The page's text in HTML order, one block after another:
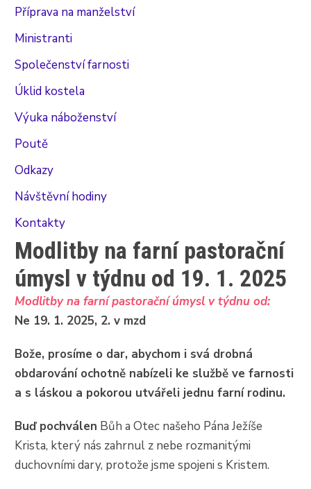
Příprava na manželství
Ministranti
Společenství farnosti
Úklid kostela
Výuka náboženství
Poutě
Odkazy
Návštěvní hodiny
Kontakty
Modlitby na farní pastorační
úmysl v týdnu od 19. 1. 2025
Modlitby na farní pastorační úmysl v týdnu od:
Ne 19. 1. 2025, 2. v mzd
Bože, prosíme o dar, abychom i svá drobná
obdarování ochotně nabízeli ke službě ve farnosti
a s láskou a pokorou utvářeli jednu farní rodinu.
Buď pochválen Bůh a Otec našeho Pána Ježíše
Krista, který nás zahrnul z nebe rozmanitými
duchovními dary, protože jsme spojeni s Kristem.